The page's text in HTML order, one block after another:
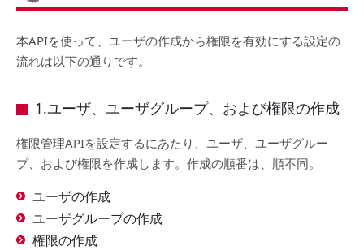
本APIを使って、ユーザの作成から権限を有効にする設定の
流れは以下の通りです。
1.ユーザ、ユーザグループ、および権限の作成
権限管理APIを設定するにあたり、ユーザ、ユーザグルー
プ、および権限を作成します。作成の順番は、順不同。
ユーザの作成
ユーザグループの作成
権限の作成